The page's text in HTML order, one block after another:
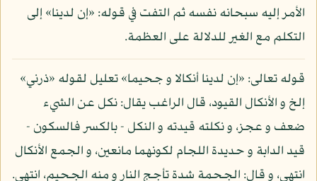
الأمر إليه سبحانه نفسه ثم التفت في قوله: «إن لدينا» إلى
التكلم مع الغير للدلالة على العظمة.
قوله تعالى: «إن لدينا أنكالا و جحيما» تعليل لقوله «ذرني»
إلخ و الأنكال القيود، قال الراغب يقال: نكل عن الشيء
ضعف و عجز، و نكلته قيدته و النكل - بالكسر فالسكون -
قيد الدابة و حديدة اللجام لكونهما مانعين، و الجمع الأنكال
انتهى، و قال: الجحمة شدة تأجج النار و منه الجحيم، انتهى.